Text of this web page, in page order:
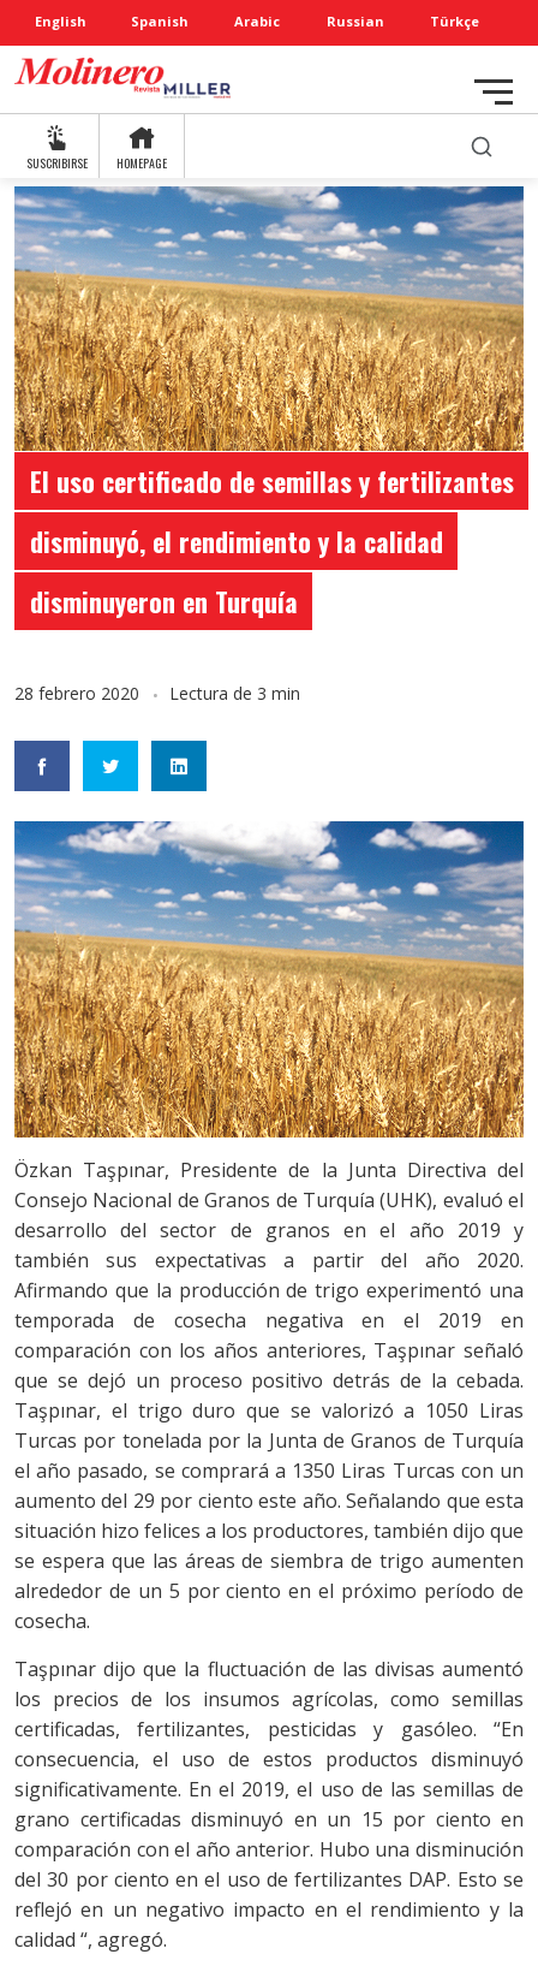
English Spanish Arabic Russian Türkçe
SUSCRIBIRSE HOMEPAGE
El uso certificado de semillas y fertilizantes
disminuyó, el rendimiento y la calidad
disminuyeron en Turquía
28 febrero 2020 Lectura de 3 min
Özkan Taşpınar, Presidente de la Junta Directiva del
Consejo Nacional de Granos de Turquía (UHK), evaluó el
desarrollo del sector de granos en el año 2019 y
también sus expectativas a partir del año 2020.
Afirmando que la producción de trigo experimentó una
temporada de cosecha negativa en el 2019 en
comparación con los años anteriores, Taşpınar señaló
que se dejó un proceso positivo detrás de la cebada.
Taşpınar, el trigo duro que se valorizó a 1050 Liras
Turcas por tonelada por la Junta de Granos de Turquía
el año pasado, se comprará a 1350 Liras Turcas con un
aumento del 29 por ciento este año. Señalando que esta
situación hizo felices a los productores, también dijo que
se espera que las áreas de siembra de trigo aumenten
alrededor de un 5 por ciento en el próximo período de
cosecha.
Taşpınar dijo que la fluctuación de las divisas aumentó
los precios de los insumos agrícolas, como semillas
certificadas, fertilizantes, pesticidas y gasóleo. “En
consecuencia, el uso de estos productos disminuyó
significativamente. En el 2019, el uso de las semillas de
grano certificadas disminuyó en un 15 por ciento en
comparación con el año anterior. Hubo una disminución
del 30 por ciento en el uso de fertilizantes DAP. Esto se
reflejó en un negativo impacto en el rendimiento y la
calidad “, agregó.